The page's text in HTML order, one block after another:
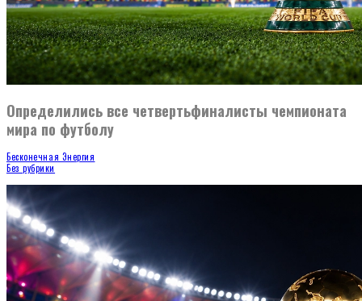
Определились все четвертьфиналисты чемпионата
мира по футболу
Бесконечная Энергия
Без рубрики